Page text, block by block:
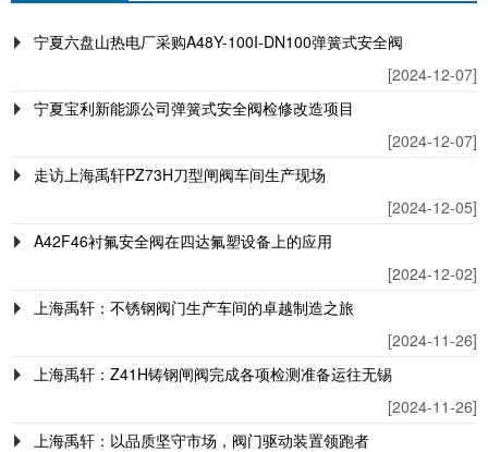
宁夏六盘山热电厂采购A48Y-100I-DN100弹簧式安全阀
[2024-12-07]
宁夏宝利新能源公司弹簧式安全阀检修改造项目
[2024-12-07]
走访上海禹轩PZ73H刀型闸阀车间生产现场
[2024-12-05]
A42F46衬氟安全阀在四达氟塑设备上的应用
[2024-12-02]
上海禹轩：不锈钢阀门生产车间的卓越制造之旅
[2024-11-26]
上海禹轩：Z41H铸钢闸阀完成各项检测准备运往无锡
[2024-11-26]
上海禹轩：以品质坚守市场，阀门驱动装置领跑者